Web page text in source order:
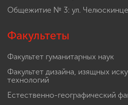
Общежитие № 3: ул.
Факультеты
Факультет гуманитарных наук
Факультет дизайна, изящных
технологий
Естественно-географический